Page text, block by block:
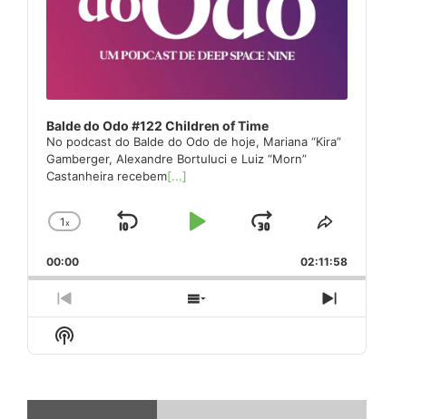
Balde do Odo #122 Children of Time
No podcast do Balde do Odo de hoje, Mariana “Kira”
Gamberger, Alexandre Bortuluci e Luiz “Morn”
Castanheira recebem[...]
Change
Rate
1x
Skip
Play
Jump
Forward
Share
Episode
00:00 02:11:58
Previous
Episode
Show
Episodes
Next
Episode
Show
Podcast